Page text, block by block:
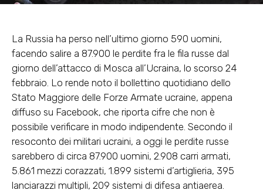
La Russia ha perso nell’ultimo giorno 590 uomini,
facendo salire a 87.900 le perdite fra le fila russe dal
giorno dell’attacco di Mosca all’Ucraina, lo scorso 24
febbraio. Lo rende noto il bollettino quotidiano dello
Stato Maggiore delle Forze Armate ucraine, appena
diffuso su Facebook, che riporta cifre che non è
possibile verificare in modo indipendente. Secondo il
resoconto dei militari ucraini, a oggi le perdite russe
sarebbero di circa 87.900 uomini, 2.908 carri armati,
5.861 mezzi corazzati, 1.899 sistemi d’artiglieria, 395
lanciarazzi multipli, 209 sistemi di difesa antiaerea.